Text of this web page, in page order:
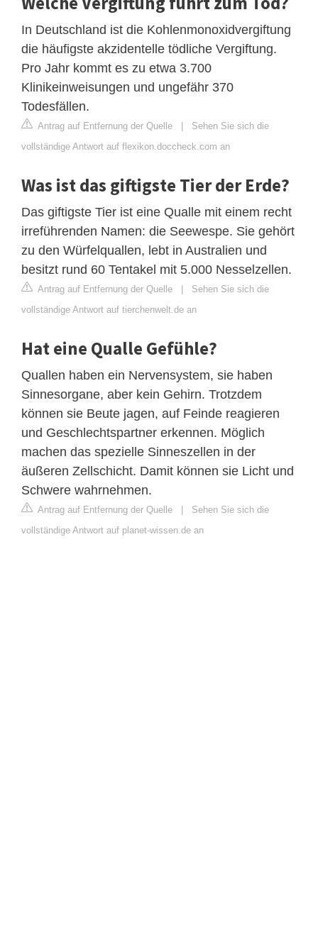
In Deutschland ist die Kohlenmonoxidvergiftung
die häufigste akzidentelle tödliche Vergiftung.
Pro Jahr kommt es zu etwa 3.700
Klinikeinweisungen und ungefähr 370
Todesfällen.
Antrag auf Entfernung der Quelle | Sehen Sie sich die
vollständige Antwort auf flexikon.doccheck.com an
Was ist das giftigste Tier der Erde?
Das giftigste Tier ist eine Qualle mit einem recht
irreführenden Namen: die Seewespe. Sie gehört
zu den Würfelquallen, lebt in Australien und
besitzt rund 60 Tentakel mit 5.000 Nesselzellen.
Antrag auf Entfernung der Quelle | Sehen Sie sich die
vollständige Antwort auf tierchenwelt.de an
Hat eine Qualle Gefühle?
Quallen haben ein Nervensystem, sie haben
Sinnesorgane, aber kein Gehirn. Trotzdem
können sie Beute jagen, auf Feinde reagieren
und Geschlechtspartner erkennen. Möglich
machen das spezielle Sinneszellen in der
äußeren Zellschicht. Damit können sie Licht und
Schwere wahrnehmen.
Antrag auf Entfernung der Quelle | Sehen Sie sich die
vollständige Antwort auf planet-wissen.de an